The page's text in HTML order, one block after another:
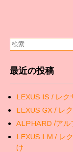
最近の投稿
LEXUS IS / レク
LEXUS GX / レ
ALPHARD /アル
LEXUS LM / レ
け